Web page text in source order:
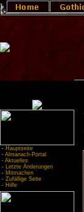
- Hauptseite
- Almanach-Portal
- Aktuelles
- Letzte Änderungen
- Mitmachen
- Zufällige Seite
- Hilfe